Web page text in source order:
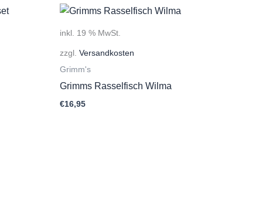
inkl. 19 % MwSt.
zzgl. Versandkosten
Grimm's
Grimms Rasselfisch Wilma
€16,95